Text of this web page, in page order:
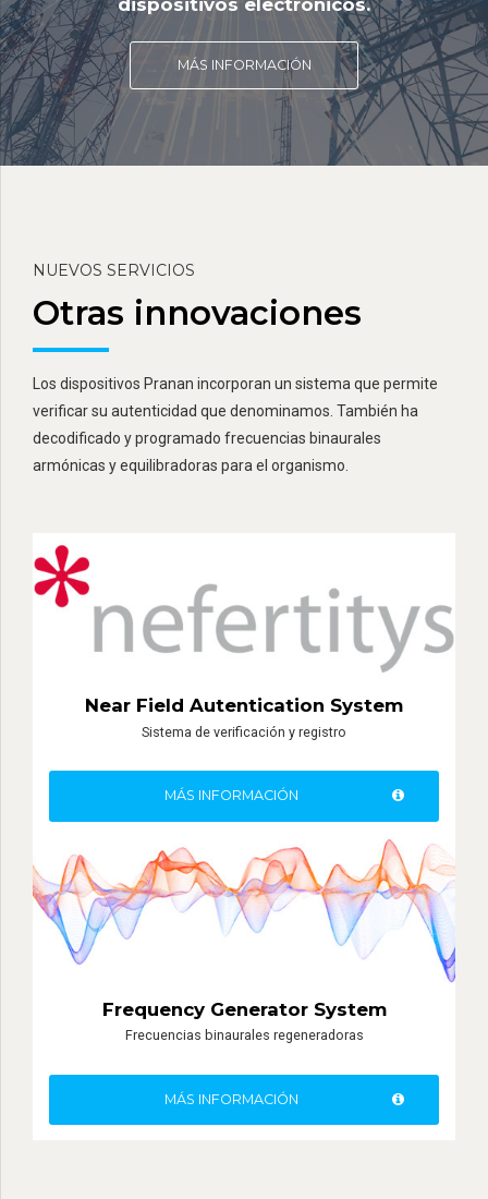
MÁS INFORMACIÓN
NUEVOS SERVICIOS
Otras innovaciones
Los dispositivos Pranan incorporan un sistema que permite
verificar su autenticidad que denominamos. También ha
decodificado y programado frecuencias binaurales
armónicas y equilibradoras para el organismo.
Near Field Autentication System
Sistema de verificación y registro
MÁS INFORMACIÓN
Frequency Generator System
Frecuencias binaurales regeneradoras
MÁS INFORMACIÓN